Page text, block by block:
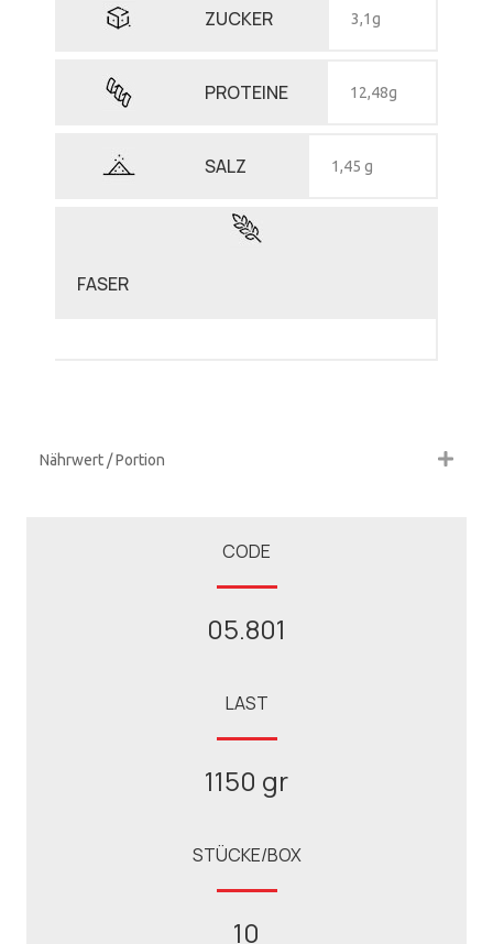
ZUCKER 3,1g
PROTEINE 12,48g
SALZ 1,45 g
FASER
Nährwert / Portion
CODE
05.801
LAST
1150 gr
STÜCKE/BOX
10